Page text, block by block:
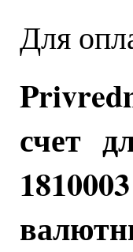
Для
счет
1810003